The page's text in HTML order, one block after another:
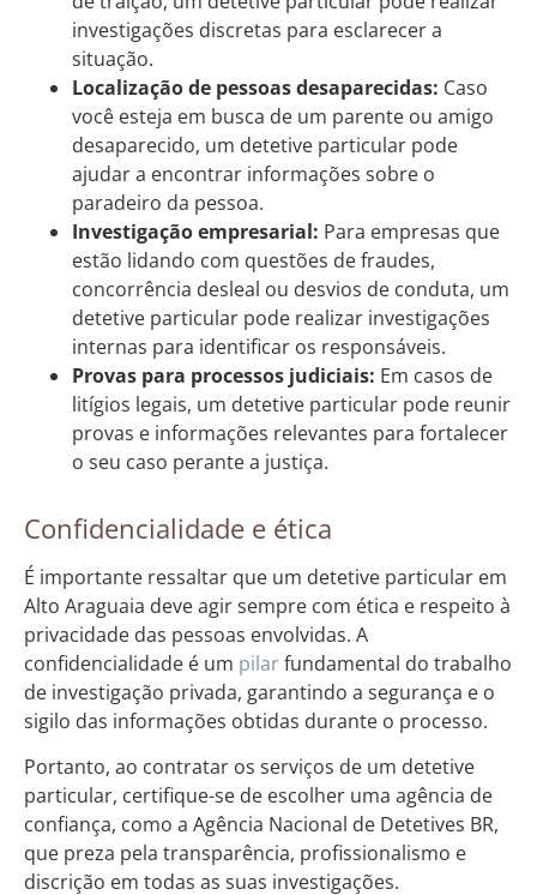
investigações discretas para esclarecer a
situação.
Localização de pessoas desaparecidas: Caso
você esteja em busca de um parente ou amigo
desaparecido, um detetive particular pode
ajudar a encontrar informações sobre o
paradeiro da pessoa.
Investigação empresarial: Para empresas que
estão lidando com questões de fraudes,
concorrência desleal ou desvios de conduta, um
detetive particular pode realizar investigações
internas para identificar os responsáveis.
Provas para processos judiciais: Em casos de
litígios legais, um detetive particular pode reunir
provas e informações relevantes para fortalecer
o seu caso perante a justiça.
Confidencialidade e ética
É importante ressaltar que um detetive particular em
Alto Araguaia deve agir sempre com ética e respeito à
privacidade das pessoas envolvidas. A
confidencialidade é um pilarfundamental do trabalho
de investigação privada, garantindo a segurança e o
sigilo das informações obtidas durante o processo.
Portanto, ao contratar os serviços de um detetive
particular, certifique-se de escolher uma agência de
confiança, como a Agência Nacional de Detetives BR,
que preza pela transparência, profissionalismo e
discrição em todas as suas investigações.